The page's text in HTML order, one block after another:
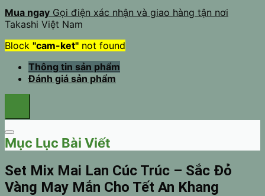
Mua ngay Gọi điện xác nhận và giao hàng tận nơi
Takashi Việt Nam
Block "cam-ket" not found
Thông tin sản phẩm
Đánh giá sản phẩm
Mục Lục Bài Viết
Set Mix Mai Lan Cúc Trúc – Sắc Đỏ
Vàng May Mắn Cho Tết An Khang